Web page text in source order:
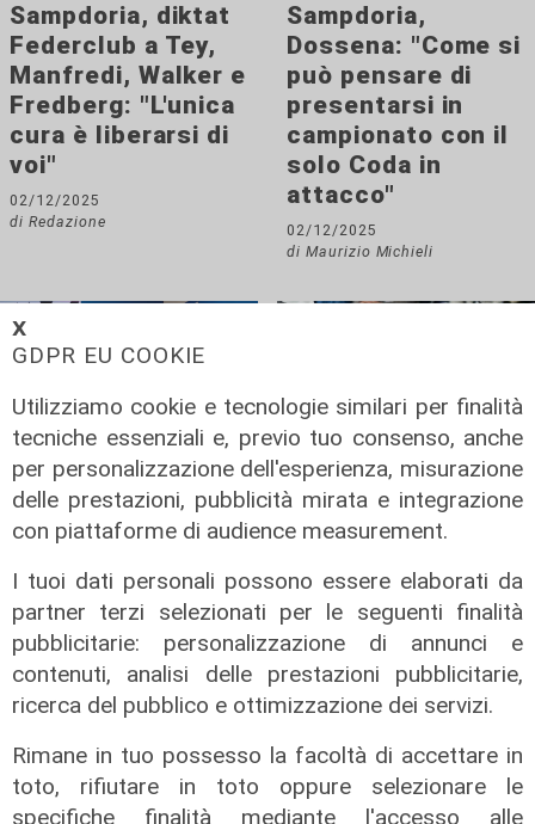
𝗫
GDPR EU COOKIE
Utilizziamo cookie e tecnologie similari per finalità
tecniche essenziali e, previo tuo consenso, anche
per personalizzazione dell'esperienza, misurazione
delle prestazioni, pubblicità mirata e integrazione
con piattaforme di audience measurement.
I tuoi dati personali possono essere elaborati da
partner terzi selezionati per le seguenti finalità
pubblicitarie: personalizzazione di annunci e
contenuti, analisi delle prestazioni pubblicitarie,
ricerca del pubblico e ottimizzazione dei servizi.
Rimane in tuo possesso la facoltà di accettare in
toto, rifiutare in toto oppure selezionare le
specifiche finalità mediante l'accesso alle
Sampdoria, diktat
Federclub a Tey,
Manfredi, Walker e
Fredberg: "L'unica
cura è liberarsi di
voi"
02/12/2025
di Redazione
Sampdoria,
Dossena: "Come si
può pensare di
presentarsi in
campionato con il
solo Coda in
attacco"
02/12/2025
di Maurizio Michieli
Forever Samp
Sampdoria,
Grandoni:
"Squadra piatta, lo
staff tecnico deve
sfruttare meglio
Cherubini e
01/12/2025
di Maurizio Michieli
Al "Picco"
Lo Spezia fa festa
con Artistico:
terzo ko
Sampdoria nei
derby regionali
30/11/2025